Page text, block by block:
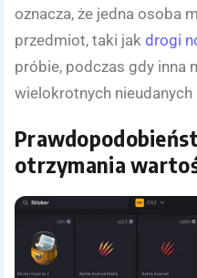
oznacza, że jedna osoba
przedmiot, taki jak drogi
próbie, podczas gdy inna
wielokrotnych nieudanych
otrzymania